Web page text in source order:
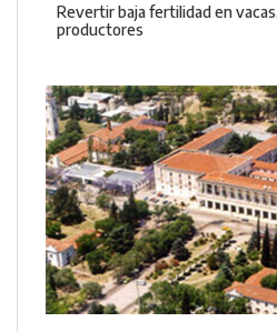
Revertir baja fertilidad en
productores